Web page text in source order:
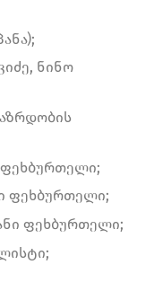
ნინო
ფეხბურთელი;
ფეხბურთელი;
ფეხბურთელი;